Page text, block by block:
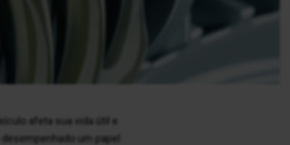
afeta sua vida útil e
um papel